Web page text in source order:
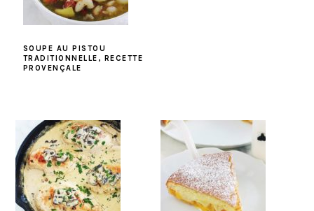
SOUPE AU PISTOU
TRADITIONNELLE, RECETTE
PROVENÇALE